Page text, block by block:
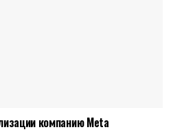
компанию Meta